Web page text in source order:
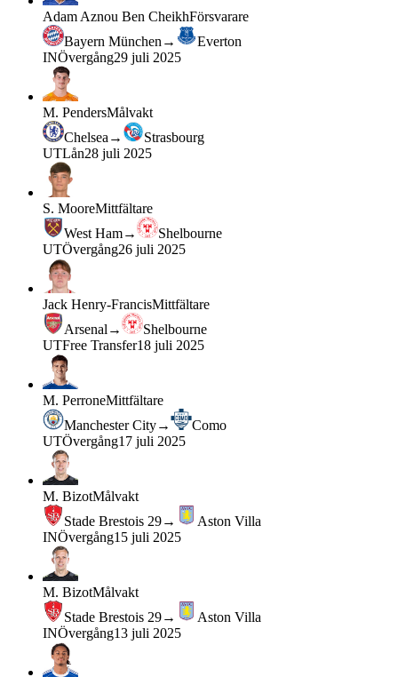
Adam Aznou Ben CheikhFörsvarare
Bayern München →
Everton
INÖvergång29 juli 2025
M. PendersMålvakt
Chelsea →
Strasbourg
UTLån28 juli 2025
S. MooreMittfältare
West Ham→
Shelbourne
UTÖvergång26 juli 2025
Jack Henry-FrancisMittfältare
Arsenal →
Shelbourne
UTFree Transfer18 juli 2025
M. PerroneMittfältare
Manchester City→
Como
UTÖvergång17 juli 2025
M. BizotMålvakt
Stade Brestois 29→
Aston Villa
INÖvergång15 juli 2025
M. BizotMålvakt
Stade Brestois 29→
Aston Villa
INÖvergång13 juli 2025